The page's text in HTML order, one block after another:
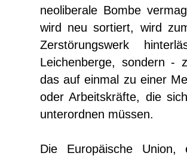
neoliberale Bombe
wird neu sortiert, wird
Zerstörungswerk
Leichenberge, sondern -
das auf einmal zu einer
oder Arbeitskräfte, die
unterordnen müssen.
Die Europäische Union,